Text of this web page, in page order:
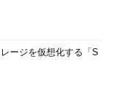
ージを仮想化する「S